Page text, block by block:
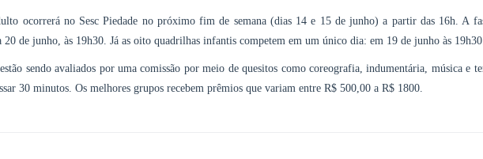
ocorrerá no Sesc Piedade no próximo fim de semana (dias 14 e 15 de junho) a partir das 16h. A
de junho, às 19h30. Já as oito quadrilhas infantis competem em um único dia: em 19 de junho às
sendo avaliados por uma comissão por meio de quesitos como coreografia, indumentária, música e
30 minutos. Os melhores grupos recebem prêmios que variam entre R$ 500,00 a R$ 1800.